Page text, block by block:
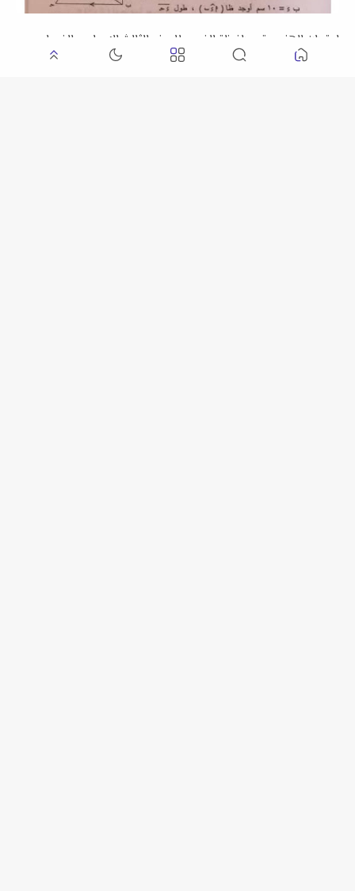
امتحان الهندسة محافظة الفيوم للصف الثالث الإعدادي الفصل
الدراسي الأول 2026 م